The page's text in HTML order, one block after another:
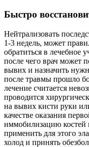
Быстро
Нейтрализовать
1-3 недель, может
обратиться в лечебное
после чего врач может
вывих и назначить
после травмы прошло
лечение считается
проводится
на вывих кисти руки
качестве оказания
иммобилизацию костей
применить для этого
холод и принять